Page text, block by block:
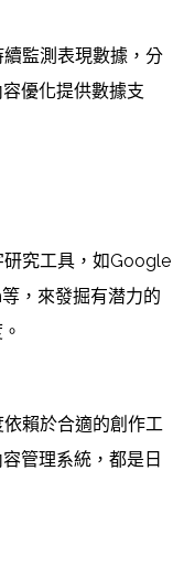
續監測表現數據，分
優化提供數據支
究工具，如Google
，來發掘有潜力的
賴於合適的創作工
管理系統，都是日